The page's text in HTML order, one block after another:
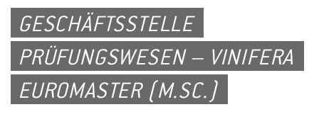
GESCHÄFTSSTELLE
PRÜFUNGSWESEN – VINIFERA
EUROMASTER (M.SC.)